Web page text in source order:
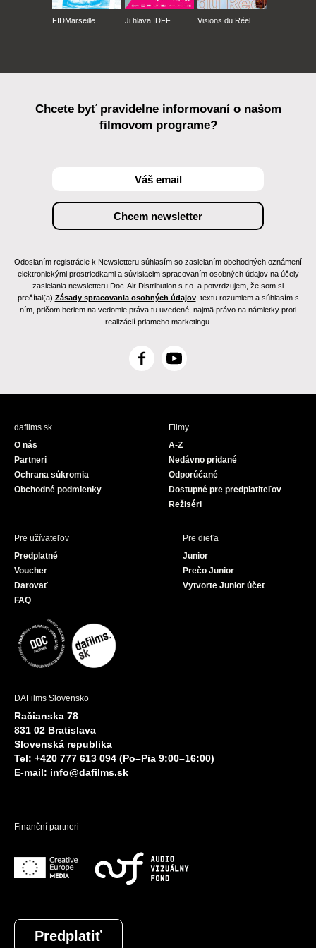
FIDMarseille Ji.hlava IDFF Visions du Réel
Chcete byť pravidelne informovaní o našom
filmovom programe?
Odoslaním registrácie k Newsletteru súhlasím so zasielaním obchodných oznámení
elektronickými prostriedkami a súvisiacim spracovaním osobných údajov na účely
zasielania newsletteru Doc-Air Distribution s.r.o. a potvrdzujem, že som si
prečítal(a) Zásady spracovania osobných údajov, textu rozumiem a súhlasím s
ním, pričom beriem na vedomie práva tu uvedené, najmä právo na námietky proti
realizácií priameho marketingu.
F
c
Y
u
e
dafilms.sk
O nás
Partneri
Ochrana súkromia
Obchodné podmienky
Filmy
A-Z
Nedávno pridané
Odporúčané
Dostupné pre predplatiteľov
Režiséri
Pre užívateľov
Predplatné
Voucher
Darovať
FAQ
Pre dieťa
Junior
Prečo Junior
Vytvorte Junior účet
DAFilms Slovensko
Račianska 78
831 02 Bratislava
Slovenská republika
Tel: +420 777 613 094 (Po–Pia 9:00–16:00)
E-mail: info@dafilms.sk
Finanční partneri
Predplatiť